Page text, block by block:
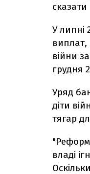
У липні
виплат,
війни
грудня
Уряд
діти
тягар
владі
Оскільки